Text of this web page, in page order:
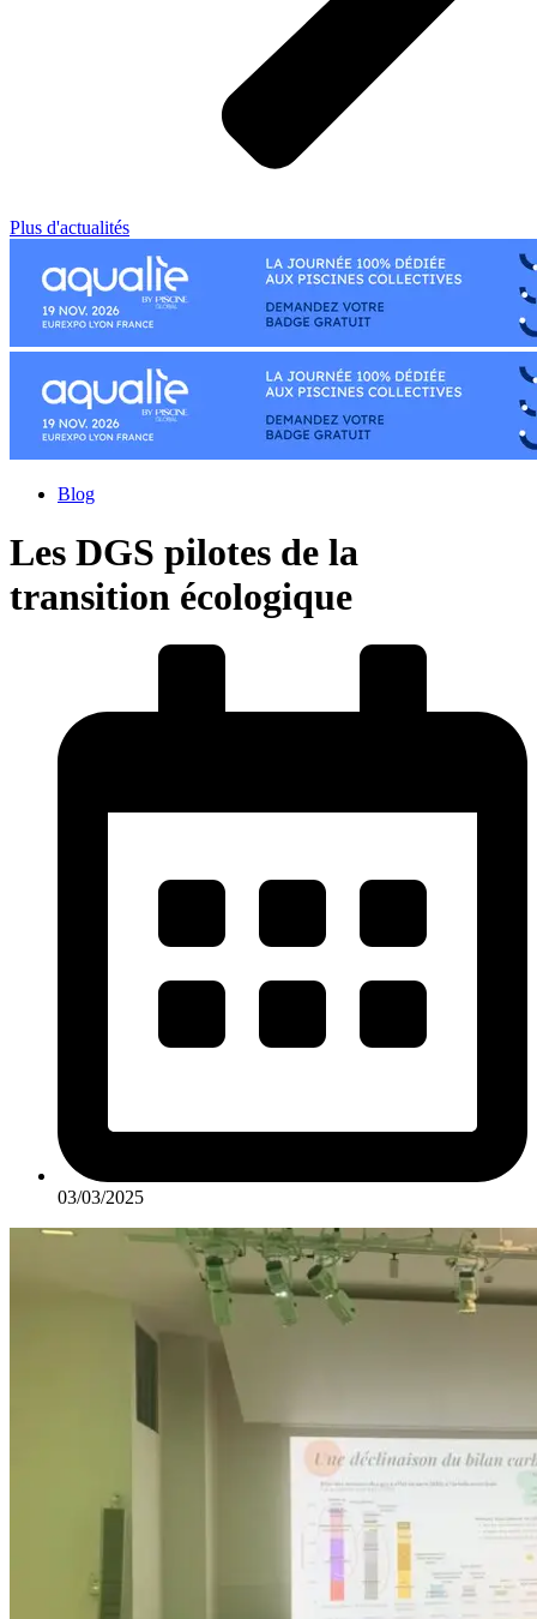
Plus d'actualités
Blog
Les DGS pilotes de la
transition écologique
03/03/2025